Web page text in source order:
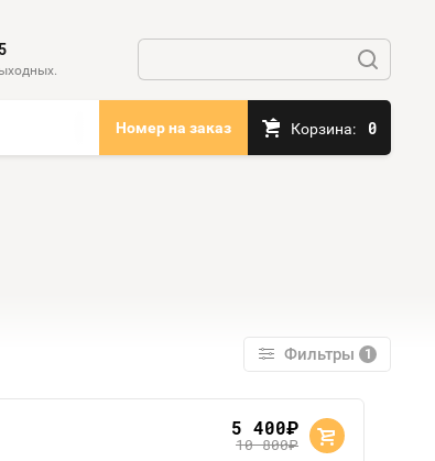
Номер на заказ Корзина: 0
Фильтры 1
5 400руб.
10 800руб.